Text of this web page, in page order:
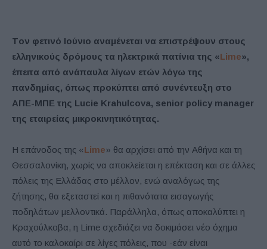
Tον φετινό Ιούνιο αναμένεται να επιστρέψουν στους
ελληνικούς δρόμους τα ηλεκτρικά πατίνια της «Lime»,
έπειτα από ανάπαυλα λίγων ετών λόγω της
πανδημίας, όπως προκύπτει από συνέντευξη στο
ΑΠΕ-ΜΠΕ της Lucie Krahulcova, senior policy manager
της εταιρείας μικροκινητικότητας.
Η επάνοδος της «Lime» θα αρχίσει από την Αθήνα και τη
Θεσσαλονίκη, χωρίς να αποκλείεται η επέκταση και σε άλλες
πόλεις της Ελλάδας στο μέλλον, ενώ αναλόγως της
ζήτησης, θα εξεταστεί και η πιθανότατα εισαγωγής
ποδηλάτων μελλοντικά. Παράλληλα, όπως αποκαλύπτει η
Κραχούλκοβα, η Lime σχεδιάζει να δοκιμάσει νέο όχημα
αυτό το καλοκαίρι σε λίγες πόλεις, που -εάν είναι